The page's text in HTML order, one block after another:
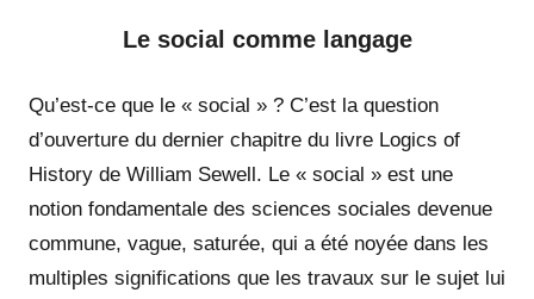
Le social comme langage
Qu’est-ce que le « social » ? C’est la question
d’ouverture du dernier chapitre du livre Logics of
History de William Sewell. Le « social » est une
notion fondamentale des sciences sociales devenue
commune, vague, saturée, qui a été noyée dans les
multiples significations que les travaux sur le sujet lui